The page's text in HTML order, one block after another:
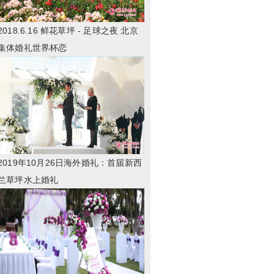
鲜花草坪 - 足球之夜 北京
体婚礼世界杯恋
年10月26日海外婚礼：首届新西
草坪水上婚礼